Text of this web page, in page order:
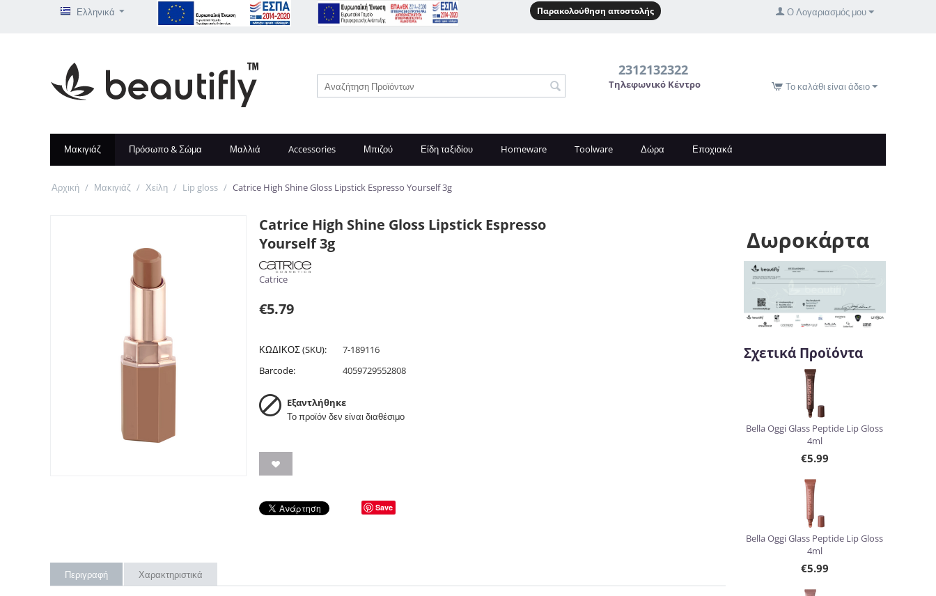
Ελληνικά Παρακολούθηση αποστολής Ο Λογαριασμός μου
2312132322
Τηλεφωνικό Κέντρο Το καλάθι είναι άδειο
Μακιγιάζ Πρόσωπο & Σώμα Μαλλιά Accessories Μπιζού Είδη ταξιδίου Homeware Toolware Δώρα Εποχιακά
Αρχική / Μακιγιάζ / Χείλη / Lip gloss / Catrice High Shine Gloss Lipstick Espresso Yourself 3g
Catrice High Shine Gloss Lipstick Espresso
Yourself 3g
Catrice
€5.79
ΚΩΔΙΚΟΣ (SKU):
7-189116
Barcode:
4059729552808
Εξαντλήθηκε
Το προϊόν δεν είναι διαθέσιμο
Save
Περιγραφή Χαρακτηριστικά
Δωροκάρτα
Σχετικά Προϊόντα
Bella Oggi Glass Peptide Lip Gloss
4ml
€5.99
Bella Oggi Glass Peptide Lip Gloss
4ml
€5.99